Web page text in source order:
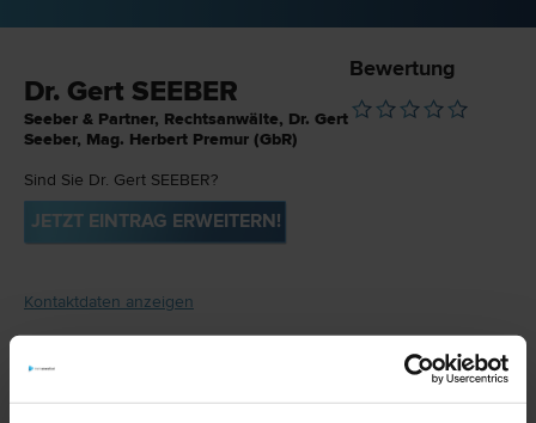
Dr. Gert SEEBER
Seeber & Partner, Rechtsanwälte, Dr. Gert
Seeber, Mag. Herbert Premur (GbR)
Sind Sie Dr. Gert SEEBER?
JETZT EINTRAG ERWEITERN!
Kontaktdaten anzeigen
Bewertung
0Bewertungen
Geben Sie Ihr persönliches Feedback.